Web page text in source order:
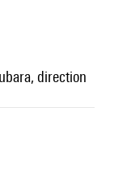
direction